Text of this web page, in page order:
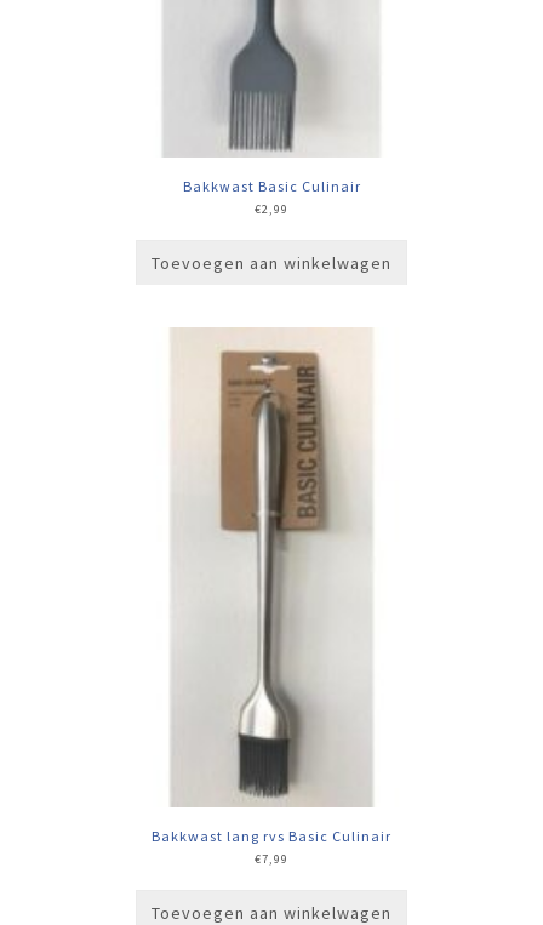
Bakkwast Basic Culinair
€2,99
Toevoegen aan winkelwagen
Bakkwast lang rvs Basic Culinair
€7,99
Toevoegen aan winkelwagen